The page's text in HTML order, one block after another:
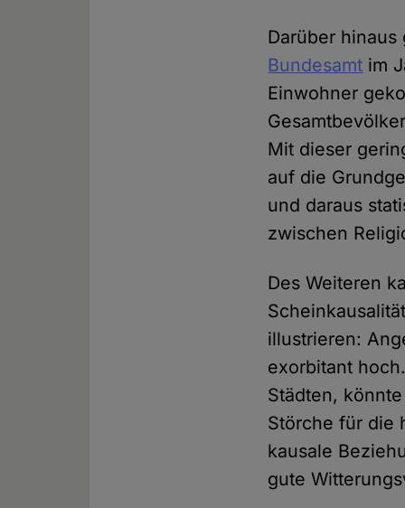
Darüber
Bundesamt im
Einwohner
Mit dieser
auf die
und daraus
zwischen
Des Weiteren
illustrieren:
exorbitant
Städten,
Störche für die
kausale
gute